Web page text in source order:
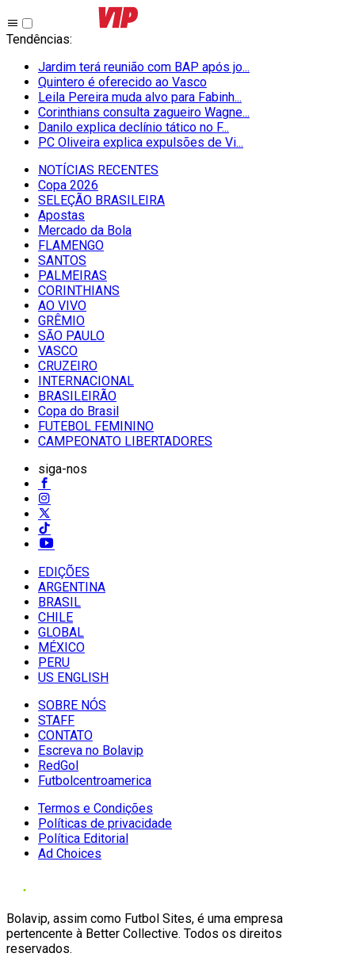
Tendências:
Jardim terá reunião com BAP após jo...
Quintero é oferecido ao Vasco
Leila Pereira muda alvo para Fabinh...
Corinthians consulta zagueiro Wagne...
Danilo explica declínio tático no F...
PC Oliveira explica expulsões de Vi...
NOTÍCIAS RECENTES
Copa 2026
SELEÇÃO BRASILEIRA
Apostas
Mercado da Bola
FLAMENGO
SANTOS
PALMEIRAS
CORINTHIANS
AO VIVO
GRÊMIO
SĀO PAULO
VASCO
CRUZEIRO
INTERNACIONAL
BRASILEIRÃO
Copa do Brasil
FUTEBOL FEMININO
CAMPEONATO LIBERTADORES
siga-nos
EDIÇÕES
ARGENTINA
BRASIL
CHILE
GLOBAL
MÉXICO
PERU
US ENGLISH
SOBRE NÓS
STAFF
CONTATO
Escreva no Bolavip
RedGol
Futbolcentroamerica
Termos e Condições
Políticas de privacidade
Política Editorial
Ad Choices
Bolavip, assim como Futbol Sites, é uma empresa
pertencente à Better Collective. Todos os direitos
reservados.